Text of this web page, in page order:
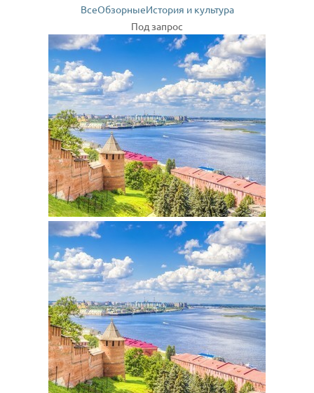
ВсеОбзорныеИстория и культура
Под запрос